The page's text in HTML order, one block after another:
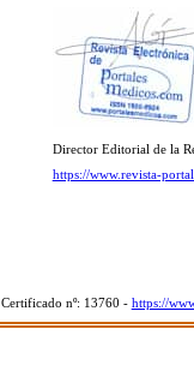
Director Editorial de la
https://www.revista-
Certificado nº: 13760 - https://